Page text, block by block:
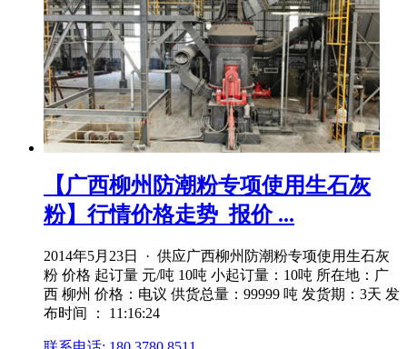
【广西柳州防潮粉专项使用生石灰
粉】行情价格走势_报价 ...
2014年5月23日 · 供应广西柳州防潮粉专项使用生石灰
粉 价格 起订量 元/吨 10吨 小起订量：10吨 所在地：广
西 柳州 价格：电议 供货总量：99999 吨 发货期：3天 发
布时间 ： 11:16:24